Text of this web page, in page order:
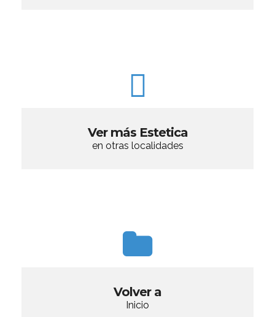
Ver más Estetica
en otras localidades
Volver a
Inicio